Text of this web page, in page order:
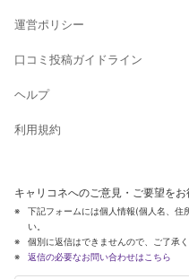
運営ポリシー
口コミ投稿ガイドライン
ヘルプ
利用規約
キャリコネへのご意見・ご要望をお
下記フォームには個人情報(個人名、住
い。
個別に返信はできませんので、ご了承く
返信の必要なお問い合わせはこちら